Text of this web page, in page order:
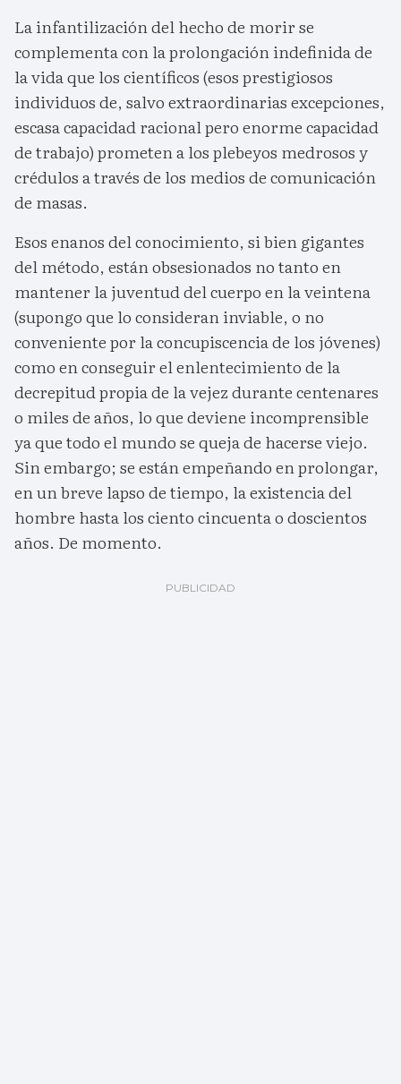
La infantilización del hecho de morir se
complementa con la prolongación indefinida de
la vida que los científicos (esos prestigiosos
individuos de, salvo extraordinarias excepciones,
escasa capacidad racional pero enorme capacidad
de trabajo) prometen a los plebeyos medrosos y
crédulos a través de los medios de comunicación
de masas.
Esos enanos del conocimiento, si bien gigantes
del método, están obsesionados no tanto en
mantener la juventud del cuerpo en la veintena
(supongo que lo consideran inviable, o no
conveniente por la concupiscencia de los jóvenes)
como en conseguir el enlentecimiento de la
decrepitud propia de la vejez durante centenares
o miles de años, lo que deviene incomprensible
ya que todo el mundo se queja de hacerse viejo.
Sin embargo; se están empeñando en prolongar,
en un breve lapso de tiempo, la existencia del
hombre hasta los ciento cincuenta o doscientos
años. De momento.